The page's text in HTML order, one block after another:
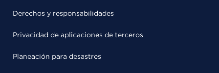
Derechos y responsabilidades
Privacidad de aplicaciones de terceros
Planeación para desastres